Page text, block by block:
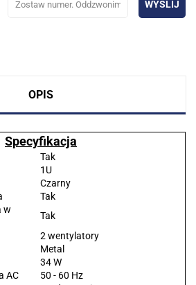
WYŚLIJ
OPIS
Specyfikacja
Tak
1U
Czarny
Tak
w
Tak
2 wentylatory
Metal
34 W
AC
50 - 60 Hz